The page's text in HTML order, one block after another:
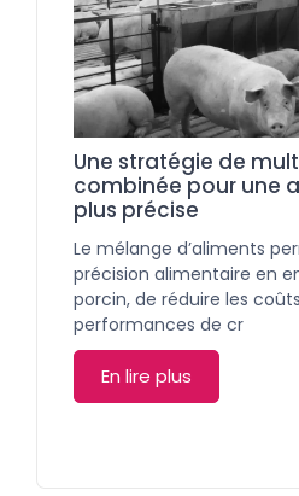
Une stratégie de
combinée pour une
plus précise
Le mélange d’aliments
précision alimentaire en
porcin, de réduire les
performances de cr
En lire plus